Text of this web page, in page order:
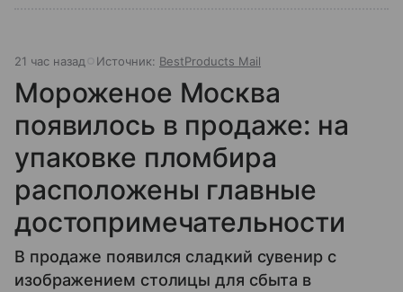
21 час назад Источник: BestProducts Mail
Мороженое Москва
появилось в продаже: на
упаковке пломбира
расположены главные
достопримечательности
В продаже появился сладкий сувенир с
изображением столицы для сбыта в